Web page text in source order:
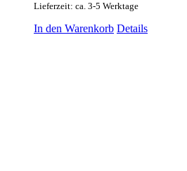
Lieferzeit: ca. 3-5 Werktage
In den Warenkorb Details